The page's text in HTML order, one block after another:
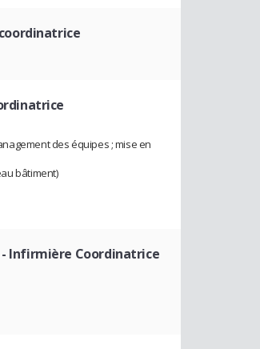
des équipes ; mise en
bâtiment)
Infirmière Coordinatrice